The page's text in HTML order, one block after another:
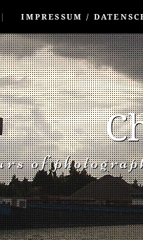
IMPRESSUM /
of